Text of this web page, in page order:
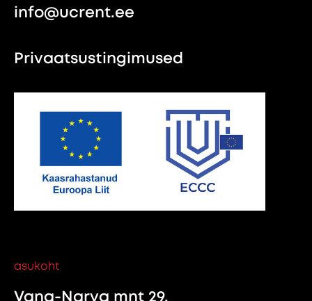
info@ucrent.ee
Privaatsustingimused
asukoht
Vana-Narva mnt 29,